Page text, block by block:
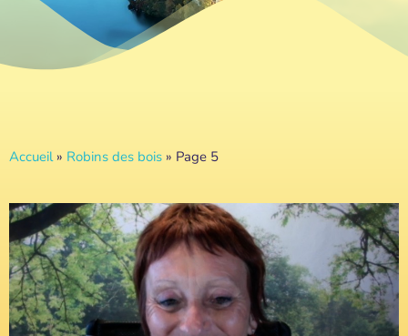
Accueil» Robins des bois » Page 5